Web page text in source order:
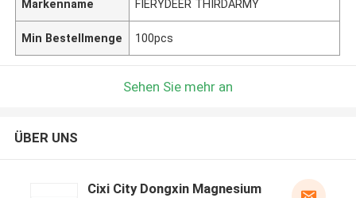
Markenname FIERYDEER THIRDARMY
Min Bestellmenge 100pcs
Sehen Sie mehr an
ÜBER UNS
Cixi City Dongxin Magnesium